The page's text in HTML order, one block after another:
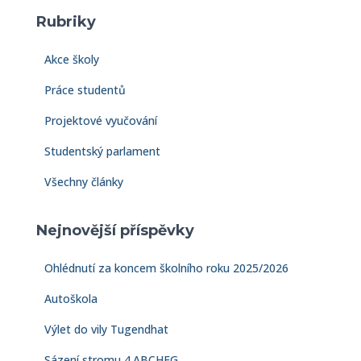
d
Rubriky
Akce školy
Práce studentů
Projektové vyučování
Studentský parlament
Všechny články
Nejnovější příspěvky
Ohlédnutí za koncem školního roku 2025/2026
Autoškola
Výlet do vily Tugendhat